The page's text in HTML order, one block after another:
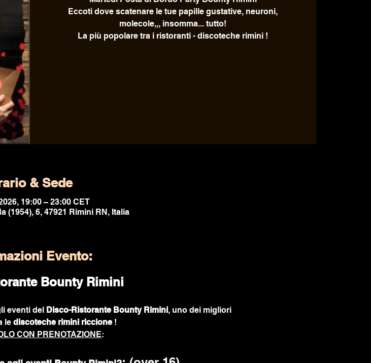
Eccoti dove scatenare le tue papille gustative, neuroni,
molecole,,, insomma... tutto!
La più popolare tra i ristoranti - discoteche rimini !
& Sede
19:00 – 23:00 CET
(1954), 6, 47921 Rimini RN, Italia
Evento:
Bounty Rimini
eventi del Disco-Ristorante Bounty Rimini, uno dei migliori
le discoteche rimini riccione !
CON PRENOTAZIONE: